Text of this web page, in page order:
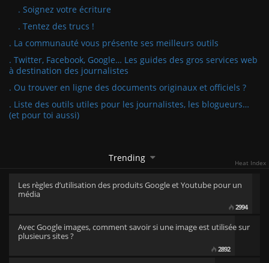
. Soignez votre écriture
. Tentez des trucs !
. La communauté vous présente ses meilleurs outils
. Twitter, Facebook, Google… Les guides des gros services web
à destination des journalistes
. Ou trouver en ligne des documents originaux et officiels ?
. Liste des outils utiles pour les journalistes, les blogueurs…
(et pour toi aussi)
Trending Heat Index
Les règles d’utilisation des produits Google et Youtube pour un
média
2994
Avec Google images, comment savoir si une image est utilisée sur
plusieurs sites ?
2892